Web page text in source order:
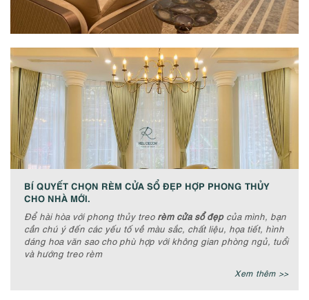
BÍ QUYẾT CHỌN RÈM CỬA SỔ ĐẸP HỢP PHONG THỦY
CHO NHÀ MỚI.
Để hài hòa với phong thủy treo rèm cửa sổ đẹpcủa mình, bạn
cần chú ý đến các yếu tố về màu sắc, chất liệu, họa tiết, hình
dáng hoa văn sao cho phù hợp với không gian phòng ngủ, tuổi
và hướng treo rèm
Xem thêm >>